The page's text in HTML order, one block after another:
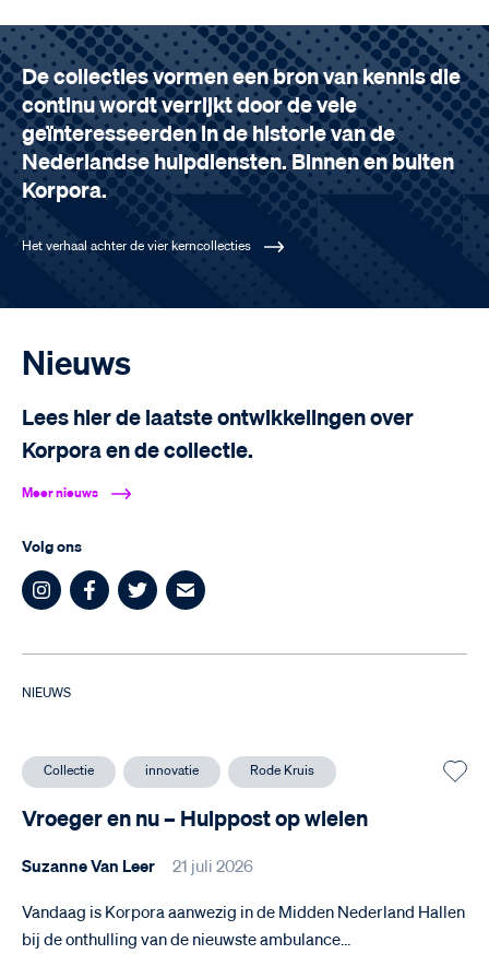
De collecties vormen een bron van kennis die
continu wordt verrijkt door de vele
geïnteresseerden in de historie van de
Nederlandse hulpdiensten. Binnen en buiten
Korpora.
Het verhaal achter de vier kerncollecties
Nieuws
Lees hier de laatste ontwikkelingen over
Korpora en de collectie.
Meer nieuws
Volg ons
NIEUWS
Collectie innovatie Rode Kruis
Vroeger en nu – Hulppost op wielen
Suzanne Van Leer 21 juli 2026
Vandaag is Korpora aanwezig in de Midden Nederland Hallen
bij de onthulling van de nieuwste ambulance…